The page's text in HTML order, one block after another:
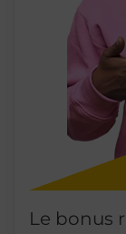
Le bonus